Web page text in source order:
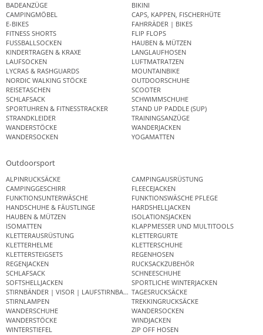
BADEANZÜGE
BIKINI
CAMPINGMÖBEL
CAPS, KAPPEN, FISCHERHÜTE
E-BIKES
FAHRRÄDER | BIKES
FITNESS SHORTS
FLIP FLOPS
FUSSBALLSOCKEN
HAUBEN & MÜTZEN
KINDERTRAGEN & KRAXE
LANGLAUFHOSEN
LAUFSOCKEN
LUFTMATRATZEN
LYCRAS & RASHGUARDS
MOUNTAINBIKE
NORDIC WALKING STÖCKE
OUTDOORSCHUHE
REISETASCHEN
SCOOTER
SCHLAFSACK
SCHWIMMSCHUHE
SPORTUHREN & FITNESSTRACKER
STAND UP PADDLE (SUP)
STRANDKLEIDER
TRAININGSANZÜGE
WANDERSTÖCKE
WANDERJACKEN
WANDERSOCKEN
YOGAMATTEN
Outdoorsport
ALPINRUCKSÄCKE
CAMPINGAUSRÜSTUNG
CAMPINGGESCHIRR
FLEECEJACKEN
FUNKTIONSUNTERWÄSCHE
FUNKTIONSWÄSCHE PFLEGE
HANDSCHUHE & FÄUSTLINGE
HARDSHELLJACKEN
HAUBEN & MÜTZEN
ISOLATIONSJACKEN
ISOMATTEN
KLAPPMESSER UND MULTITOOLS
KLETTERAUSRÜSTUNG
KLETTERGURTE
KLETTERHELME
KLETTERSCHUHE
KLETTERSTEIGSETS
REGENHOSEN
REGENJACKEN
RUCKSACKZUBEHÖR
SCHLAFSACK
SCHNEESCHUHE
SOFTSHELLJACKEN
SPORTLICHE WINTERJACKEN
STIRNBÄNDER | VISOR | LAUFSTIRNBANDTAGESRUCKSÄCKE
STIRNLAMPEN
TREKKINGRUCKSÄCKE
WANDERSCHUHE
WANDERSOCKEN
WANDERSTÖCKE
WINDJACKEN
WINTERSTIEFEL
ZIP OFF HOSEN